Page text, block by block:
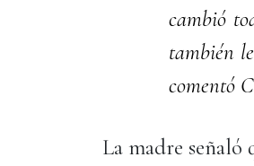
cambió
también
comentó
La madre señaló